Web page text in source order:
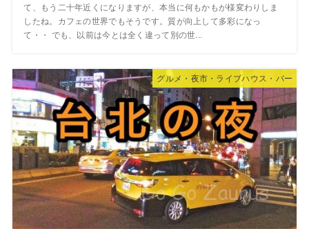
て、もう二十年近くになりますが、本当に何もかもが様変わりしま
したね。カフェの世界でもそうです。質が向上して多彩になっ
て・・ でも、以前は今とは全く違って別の世...
グルメ・夜市・ライブハウス・バー